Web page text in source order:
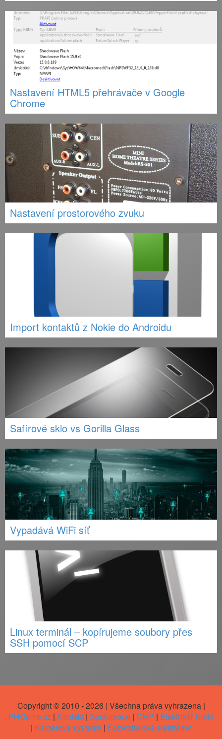
Nastavení HTML5 přehrávače v Google
Chrome
Nastavení prostorového zvuku
Import kontaktů z Nokie do Androidu
Safírové sklo vs Gorilla Glass
Vypadává WiFi síť
Linux terminál – kopírujeme soubory přes
SSH pomocí SCP
Copyright © 2010 - 2026 | Všechna práva vyhrazena |
PHGame.cz | Kontakt | Spolupráce | CMP | Elektrikář Kolín
| Kamerové systémy | Fotovoltaické elektrárny